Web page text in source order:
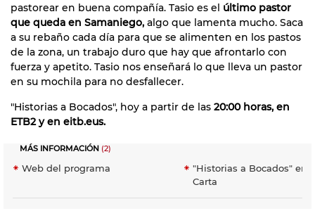
pastorear en buena compañía. Tasio es el último pastor
que queda en Samaniego, algo que lamenta mucho. Saca
a su rebaño cada día para que se alimenten en los pastos
de la zona, un trabajo duro que hay que afrontarlo con
fuerza y apetito. Tasio nos enseñará lo que lleva un pastor
en su mochila para no desfallecer.
"Historias a Bocados", hoy a partir de las 20:00 horas, en
ETB2 y en eitb.eus.
MÁS INFORMACIÓN (2)
Web del programa
"Historias a Bocados" en
Carta